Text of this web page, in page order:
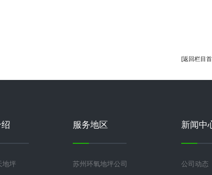
[返回栏目
地坪
服务地区
苏州环氧地坪公司
新闻中
公司动态